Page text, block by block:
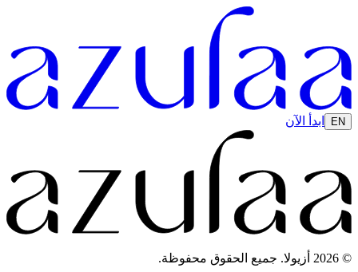
EN ابدأ الآن
© 2026 أزيولا. جميع الحقوق محفوظة.